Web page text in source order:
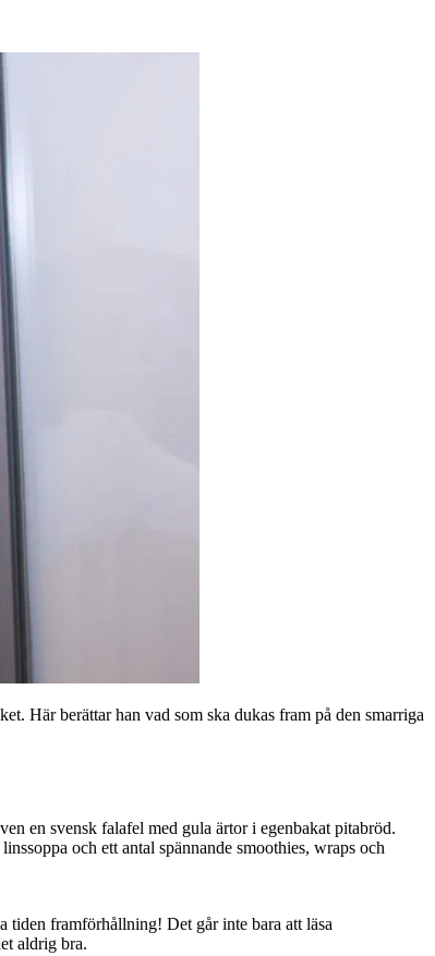
Här berättar han vad som ska dukas fram på den smarriga
en svensk falafel med gula ärtor i egenbakat pitabröd.
och ett antal spännande smoothies, wraps och
tiden framförhållning! Det går inte bara att läsa
aldrig bra.